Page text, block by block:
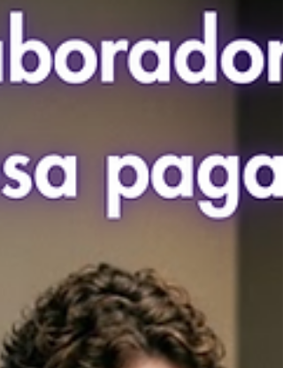
a saúde mental dos colaboradores.